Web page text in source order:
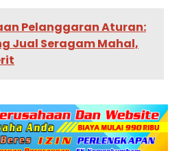
Pelanggaran Aturan:
Jual Seragam Mahal,